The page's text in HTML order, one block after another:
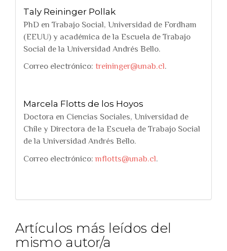
Taly Reininger Pollak
PhD en Trabajo Social, Universidad de Fordham
(EEUU) y académica de la Escuela de Trabajo
Social de la Universidad Andrés Bello.
Correo electrónico: treininger@unab.cl.
Marcela Flotts de los Hoyos
Doctora en Ciencias Sociales, Universidad de
Chile y Directora de la Escuela de Trabajo Social
de la Universidad Andrés Bello.
Correo electrónico:mflotts@unab.cl.
Artículos más leídos del
mismo autor/a